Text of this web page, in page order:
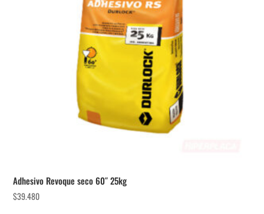
Adhesivo Revoque seco 60″ 25kg
$39.480